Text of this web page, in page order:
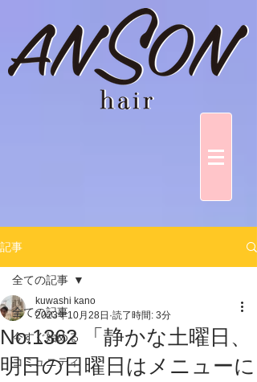
記事
全ての記事
今すぐ始める
コミュニティ
全ての記事
No.1362 「静かな土曜日、
明日の日曜日はメニューに
kuwashi kano
2023年10月28日 読了時間: 3分